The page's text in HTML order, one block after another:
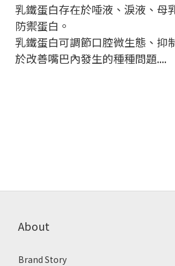
乳鐵蛋白存在於唾液、淚液、母
防禦蛋白。
乳鐵蛋白可調節口腔微生態、抑
於改善嘴巴內發生的種種問題....
About
Brand Story